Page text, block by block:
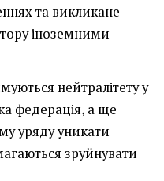
та викликане
іноземними
нейтралітету у
федерація, а ще
уряду уникати
зруйнувати